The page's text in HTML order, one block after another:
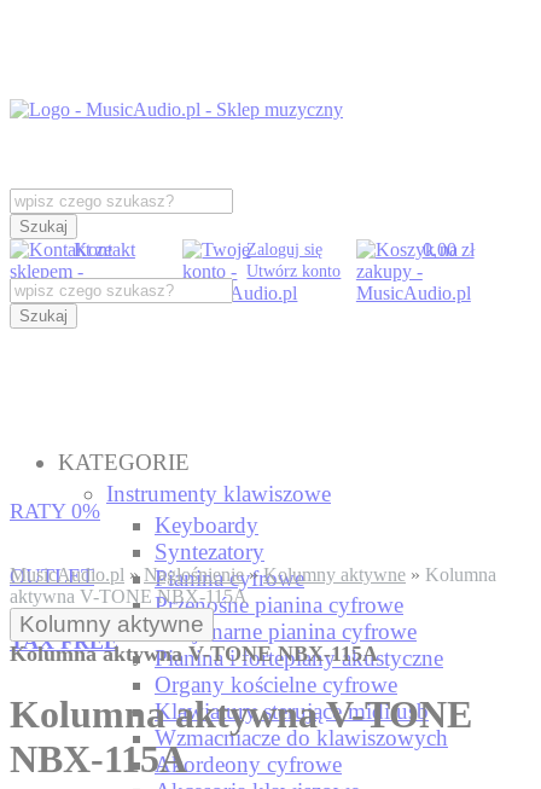
Szukaj
Kontakt
Zaloguj się
Utwórz konto
0,00 zł
Szukaj
KATEGORIE
Instrumenty klawiszowe
Keyboardy
Syntezatory
Pianina cyfrowe
Przenośne pianina cyfrowe
Stacjonarne pianina cyfrowe
Pianina i fortepiany akustyczne
Organy kościelne cyfrowe
Klawiatury sterujące midi usb
Wzmacniacze do klawiszowych
Akordeony cyfrowe
RATY 0%
OUTLET
TAX FREE
MusicAudio.pl » Nagłośnienie»Kolumny aktywne » Kolumna
aktywna V-TONE NBX-115A
Kolumny aktywne
Kolumna aktywna V-TONE NBX-115A
Kolumna aktywna V-TONE
NBX-115A